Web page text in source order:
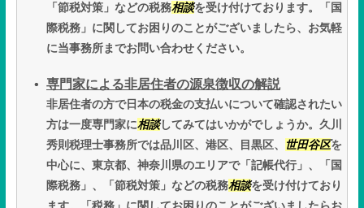
「節税対策」などの税務相談を受け付けております。「国
際税務」に関してお困りのことがございましたら、お気軽
に当事務所までお問い合わせください。
専門家による非居住者の源泉徴収の解説
非居住者の方で日本の税金の支払いについて確認されたい
方は一度専門家に相談してみてはいかがでしょうか。久川
秀則税理士事務所では品川区、港区、目黒区、
世田谷区を
中心に、東京都、神奈川県のエリアで「記帳代行」、「国
際税務」、「節税対策」などの税務相談を受け付けており